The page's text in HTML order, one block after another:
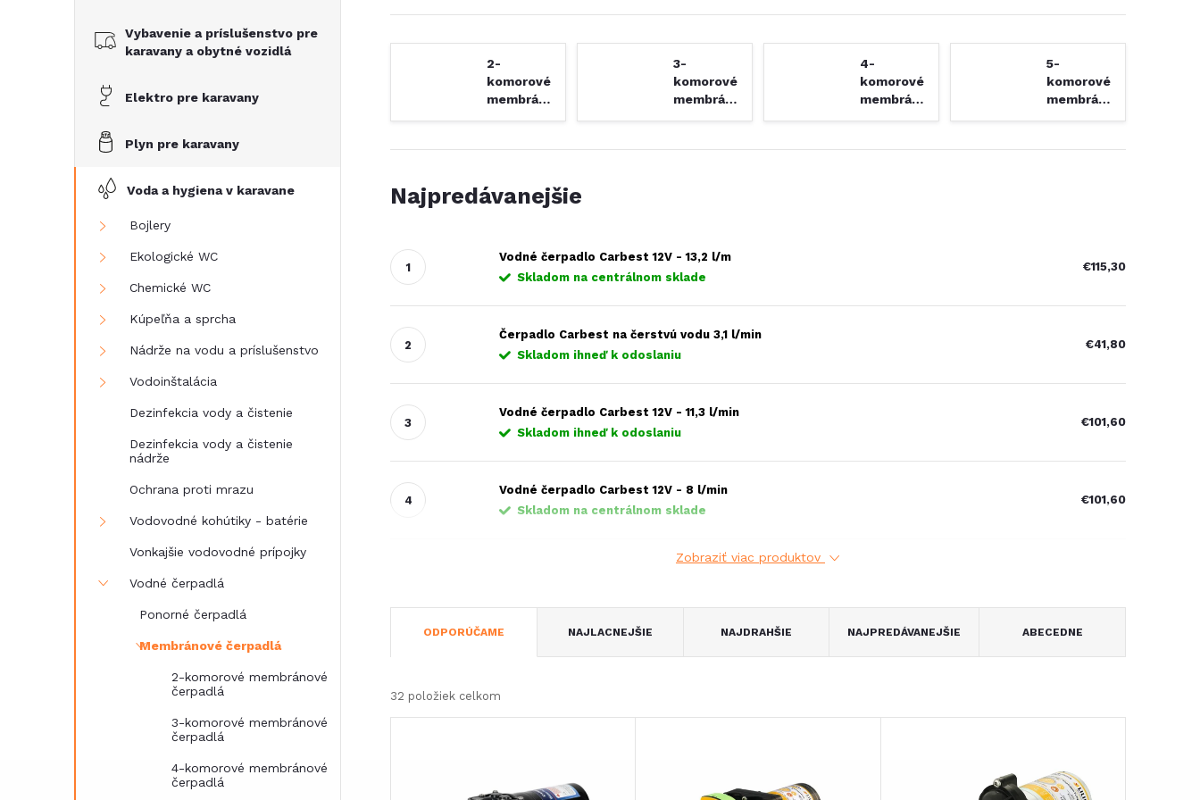
Vybavenie a príslušenstvo pre
karavany a obytné vozidlá
Elektro pre karavany
Plyn pre karavany
Voda a hygiena v karavane
Bojlery
Ekologické WC
Chemické WC
Kúpeľňa a sprcha
Nádrže na vodu a príslušenstvo
Vodoinštalácia
Dezinfekcia vody a čistenie
Dezinfekcia vody a čistenie
nádrže
Ochrana proti mrazu
Vodovodné kohútiky - batérie
Vonkajšie vodovodné prípojky
Vodné čerpadlá
Ponorné čerpadlá
Membránové čerpadlá
2-komorové membránové
čerpadlá
3-komorové membránové
čerpadlá
4-komorové membránové
čerpadlá
2-
komorové
membránové
3-
komorové
membránové
4-
komorové
membránové
5-
komorové
membránové
Najpredávanejšie
Vodné čerpadlo Carbest 12V - 13,2 l/m
Skladom na centrálnom sklade
€115,30
Čerpadlo Carbest na čerstvú vodu 3,1 l/min
Skladom ihneď k odoslaniu
€41,80
Vodné čerpadlo Carbest 12V - 11,3 l/min
Skladom ihneď k odoslaniu
€101,60
Vodné čerpadlo Carbest 12V - 8 l/min
Skladom na centrálnom sklade
€101,60
Zobraziť viac produktov
d
ODPORÚČAME NAJLACNEJŠIE NAJDRAHŠIE NAJPREDÁVANEJŠIE ABECEDNE
32 položiek celkom